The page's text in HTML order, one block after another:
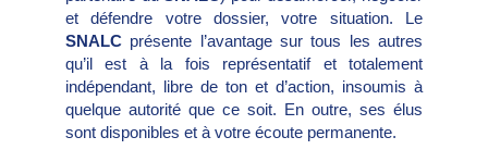
et défendre votre dossier, votre situation. Le
SNALC présente l’avantage sur tous les autres
qu’il est à la fois représentatif et totalement
indépendant, libre de ton et d’action, insoumis à
quelque autorité que ce soit. En outre, ses élus
sont disponibles et à votre écoute permanente.